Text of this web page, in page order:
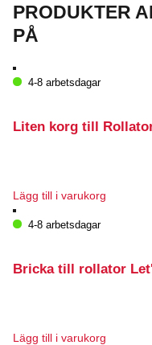
PRODUKTER
PÅ
4-8 arbetsdagar
Liten korg till
Lägg till i varukorg
4-8 arbetsdagar
Bricka till rollator
Lägg till i varukorg